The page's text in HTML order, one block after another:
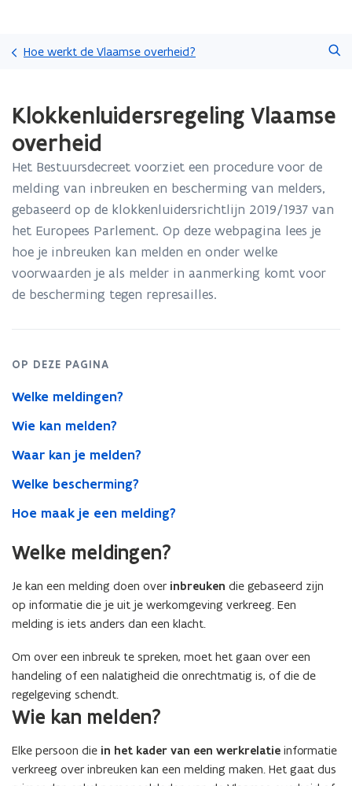
en
naar
gaan
Hoe werkt de Vlaamse overheid?
met
laden.
zich
op:
Klokkenluidersregeling
Vlaamse
Klokkenluidersregeling Vlaamse
overheid
Het Bestuursdecreet voorziet een procedure voor de
melding van inbreuken en bescherming van melders,
gebaseerd op de klokkenluidersrichtlijn 2019/1937 van
het Europees Parlement. Op deze webpagina lees je
hoe je inbreuken kan melden en onder welke
voorwaarden je als melder in aanmerking komt voor
de bescherming tegen represailles.
OP DEZE PAGINA
Welke meldingen?
Wie kan melden?
Waar kan je melden?
Welke bescherming?
Hoe maak je een melding?
Welke meldingen?
Je kan een melding doen over inbreuken die gebaseerd zijn
op informatie die je uit je werkomgeving verkreeg. Een
melding is iets anders dan een klacht.
Om over een inbreuk te spreken, moet het gaan over een
handeling of een nalatigheid die onrechtmatig is, of die de
regelgeving schendt.
Wie kan melden?
Elke persoon die in het kader van een werkrelatie informatie
verkreeg over inbreuken kan een melding maken. Het gaat dus